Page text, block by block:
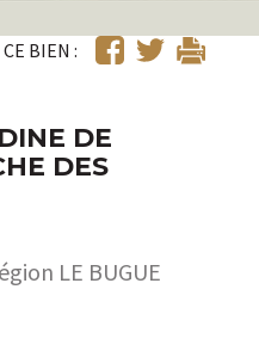
BIEN :
DE
DES
LE BUGUE